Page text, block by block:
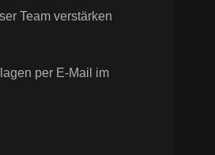
Team verstärken
per E-Mail im